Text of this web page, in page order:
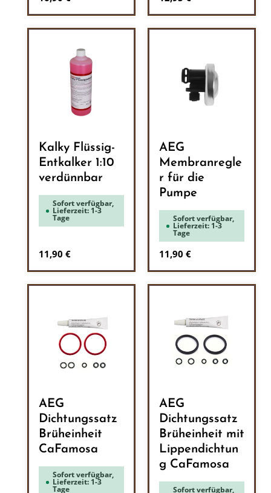
Kalky Flüssig-
Entkalker 1:10
verdünnbar
Sofort verfügbar,
Lieferzeit: 1-3
Tage
Regulärer Preis:
11,90 €
AEG
Membranregle
r für die
Pumpe
Sofort verfügbar,
Lieferzeit: 1-3
Tage
Regulärer Preis:
11,90 €
AEG
Dichtungssatz
Brüheinheit
CaFamosa
Sofort verfügbar,
Lieferzeit: 1-3
Tage
AEG
Dichtungssatz
Brüheinheit mit
Lippendichtun
g CaFamosa
Sofort verfügbar,